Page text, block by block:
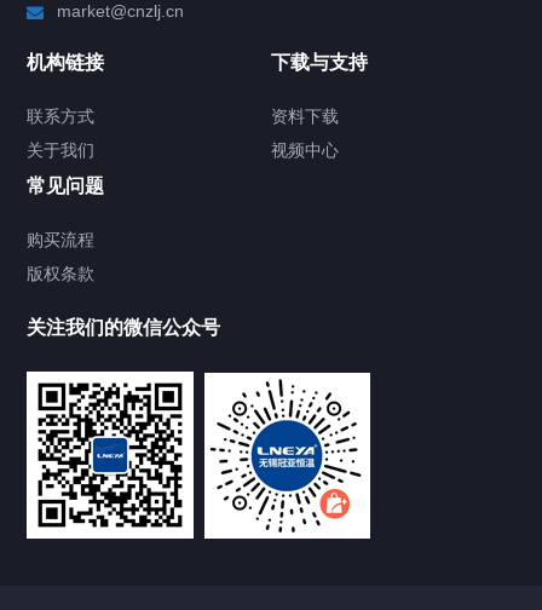
TCU温度控制单元
Chiller气体控温系统
Chamber试验箱
FREEZER低温箱
VOCs冷凝回收装置
market@cnzlj.cn
机构链接
联系方式
关于我们
下载与支持
资料下载
视频中心
常见问题
购买流程
版权条款
关注我们的微信公众号